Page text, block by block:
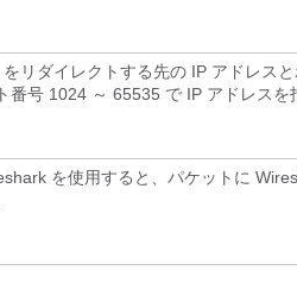
リダイレクトする先の IP アドレス
番号 1024 ～ 65535 で IP アドレスを
を使用すると、パケットに